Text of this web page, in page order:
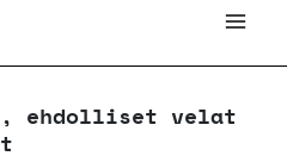
ehdolliset velat